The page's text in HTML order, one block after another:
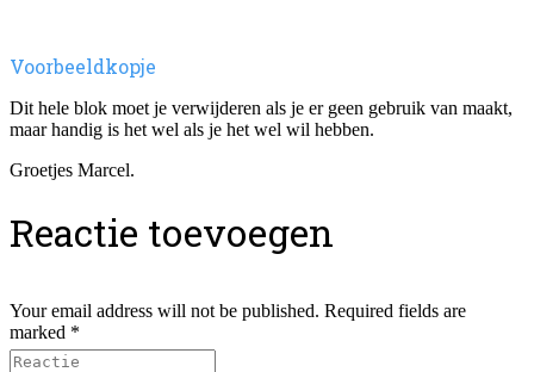
Voorbeeldkopje
Dit hele blok moet je verwijderen als je er geen gebruik van maakt,
maar handig is het wel als je het wel wil hebben.
Groetjes Marcel.
Reactie toevoegen
Your email address will not be published. Required fields are
marked *